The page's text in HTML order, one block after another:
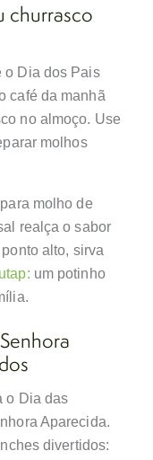
churrasco
o Dia dos Pais
café da manhã
no almoço. Use
molhos
molho de
realça o sabor
alto, sirva
um potinho
o Dia das
Aparecida.
divertidos: